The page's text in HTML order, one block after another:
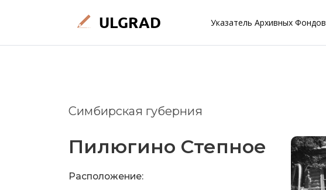
Указатель Архивных Фондов
Симбирская губерния
Пилюгино Степное
Расположение: